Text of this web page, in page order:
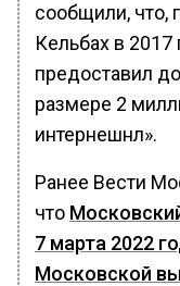
сообщили, что,
Кельбах в
предоставил
размере 2
интернешнл».
Ранее Вести
что
7 марта 2022
Московской